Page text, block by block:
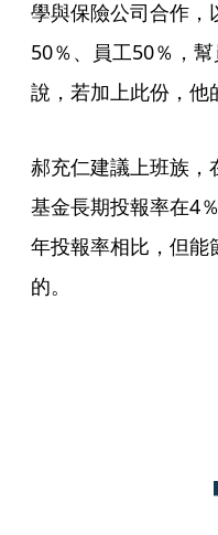
學與保險公司合作，
50％、員工50％，
說，若加上此份，他
郝充仁建議上班族，
基金長期投報率在4
年投報率相比，但能
的。